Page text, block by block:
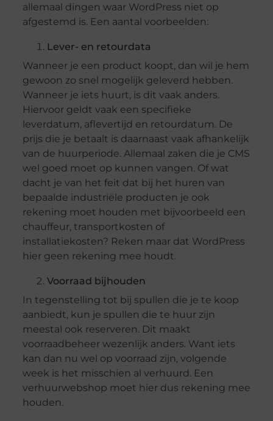
allemaal dingen waar WordPress niet op
afgestemd is. Een aantal voorbeelden:
Lever- en retourdata
Wanneer je een product koopt, dan wil je hem
gewoon zo snel mogelijk geleverd hebben.
Wanneer je iets huurt, is dit vaak anders.
Hiervoor geldt vaak een specifieke
leverdatum, aflevertijd en retourdatum. De
prijs die je betaalt is daarnaast vaak afhankelijk
van de huurperiode. Allemaal zaken die je CMS
wel goed moet op kunnen vangen. Of wat
dacht je van het feit dat bij het huren van
bepaalde industriële producten je ook
rekening moet houden met bijvoorbeeld een
chauffeur, transportkosten of
installatiekosten? Reken maar dat WordPress
hier geen rekening mee houdt.
Voorraad bijhouden
In tegenstelling tot bij spullen die je te koop
aanbiedt, kun je spullen die te huur zijn
meestal ook reserveren. Dit maakt
voorraadbeheer wezenlijk anders. Want iets
kan dan nu wel op voorraad zijn, volgende
week is het misschien al verhuurd. Een
verhuurwebshop moet hier dus rekening mee
houden.